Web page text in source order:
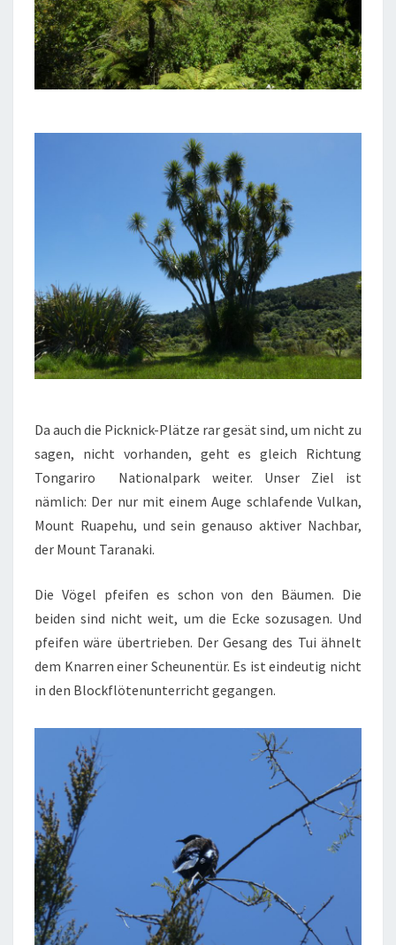
Da auch die Picknick-Plätze rar gesät sind, um nicht zu
sagen, nicht vorhanden, geht es gleich Richtung
Tongariro Nationalpark weiter. Unser Ziel ist
nämlich: Der nur mit einem Auge schlafende Vulkan,
Mount Ruapehu, und sein genauso aktiver Nachbar,
der Mount Taranaki.
Die Vögel pfeifen es schon von den Bäumen. Die
beiden sind nicht weit, um die Ecke sozusagen. Und
pfeifen wäre übertrieben. Der Gesang des Tui ähnelt
dem Knarren einer Scheunentür. Es ist eindeutig nicht
in den Blockflötenunterricht gegangen.